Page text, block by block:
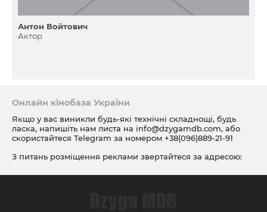
Антон Войтович
Актор
Онлайн кінобаза України
Якщо у вас виникли будь-які технічні складнощі, будь
ласка, напишіть нам листа на info@dzygamdb.com, або
скористайтеся Telegram за номером +38(096)889-21-91
З питань розміщення реклами звертайтеся за адресою:
посиланням